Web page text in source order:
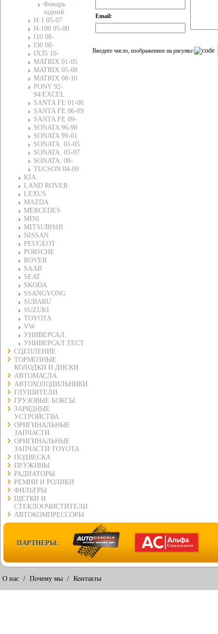
Фонарь
задний
H-1 05-07
H-100 95-00
I10 08-
I30 08-
IХ35 10-
MATRIX 01-05
MATRIX 05-08
MATRIX 08-10
PONY 92-
94/EXCEL
SANTA FE 01-06
SANTA FE 06-09
SANTA FE 09-
SONATA 96-98
SONATA 99-01
SONATA. 01-05
SONATA. 05-07
SONATA. 08-
TUCSON 04-09
KIA
LAND ROVER
LEXUS
MAZDA
MERCEDES
MINI
MITSUBISHI
NISSAN
PEUGEOT
PORSCHE
ROVER
SAAB
SEAT
SKODA
SSANGYONG
SUBARU
SUZUKI
TOYOTA
VW
УНИВЕРСАЛ.
УНИВЕРСАЛ.ТЕСТ
СЦЕПЛЕНИЕ
ТОРМОЗНЫЕ
КОЛОДКИ И ДИСКИ
АВТОМАСЛА
АВТОХОЛОДИЛЬНИКИ
ГЛУШИТЕЛИ
ГРУЗОВЫЕ БОКСЫ
ЗАРЯДНЫЕ
УСТРОЙСТВА
ОРИГИНАЛЬНЫЕ
ЗАПЧАСТИ
ОРИГИНАЛЬНЫЕ
ЗАПЧАСТИ TOYOTA
ПОДВЕСКА
ПРУЖИНЫ
РАДИАТОРЫ
РЕМНИ И РОЛИКИ
ФИЛЬТРЫ
ЩЕТКИ И
СТЕКЛООЧИСТИТЕЛИ
АВТОКОМПРЕССОРЫ
Email:
Введите число, изображенное на рисунке:
ПАРТНЕРЫ:
О нас / Почему мы / Контакты